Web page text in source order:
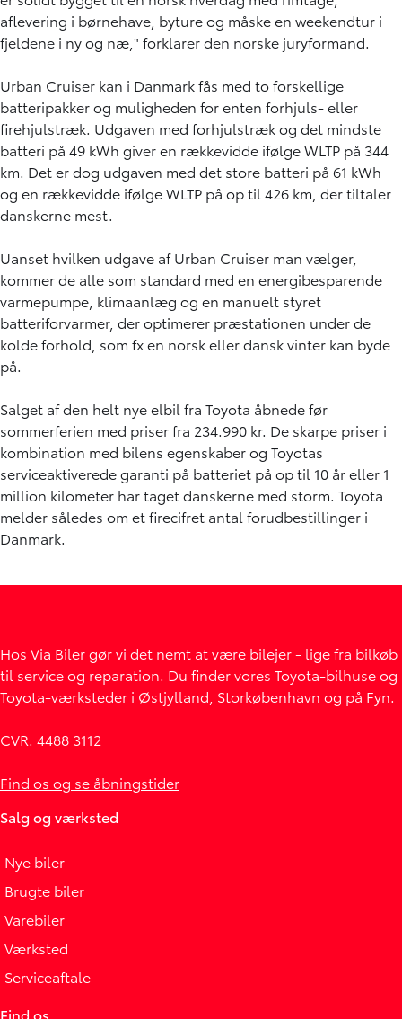
aflevering i børnehave, byture og måske en weekendtur i
fjeldene i ny og næ," forklarer den norske juryformand.
Urban Cruiser kan i Danmark fås med to forskellige
batteripakker og muligheden for enten forhjuls- eller
firehjulstræk. Udgaven med forhjulstræk og det mindste
batteri på 49 kWh giver en rækkevidde ifølge WLTP på 344
km. Det er dog udgaven med det store batteri på 61 kWh
og en rækkevidde ifølge WLTP på op til 426 km, der tiltaler
danskerne mest.
Uanset hvilken udgave af Urban Cruiser man vælger,
kommer de alle som standard med en energibesparende
varmepumpe, klimaanlæg og en manuelt styret
batteriforvarmer, der optimerer præstationen under de
kolde forhold, som fx en norsk eller dansk vinter kan byde
på.
Salget af den helt nye elbil fra Toyota åbnede før
sommerferien med priser fra 234.990 kr. De skarpe priser i
kombination med bilens egenskaber og Toyotas
serviceaktiverede garanti på batteriet på op til 10 år eller 1
million kilometer har taget danskerne med storm. Toyota
melder således om et firecifret antal forudbestillinger i
Danmark.
Hos Via Biler gør vi det nemt at være bilejer - lige fra bilkøb
til service og reparation. Du finder vores Toyota-bilhuse og
Toyota-værksteder i Østjylland, Storkøbenhavn og på Fyn.
CVR. 4488 3112
Find os og se åbningstider
Salg og værksted
Nye biler
Brugte biler
Varebiler
Værksted
Serviceaftale
Find os